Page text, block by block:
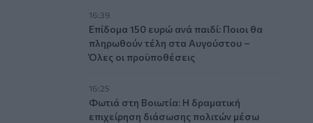
16:39
Επίδομα 150 ευρώ ανά παιδί: Ποιοι θα
πληρωθούν τέλη στα Αυγούστου –
Όλες οι προϋποθέσεις
16:25
Φωτιά στη Βοιωτία: Η δραματική
επιχείρηση διάσωσης πολιτών μέσω